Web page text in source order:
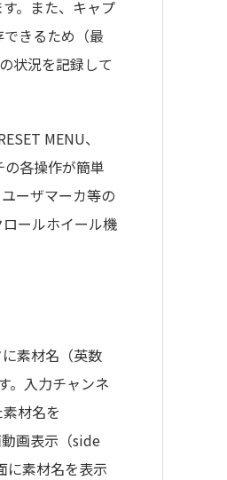
。また、キャプ
きるため（最
状況を記録して
MENU、
各操作が簡単
ーザマーカ等の
ールホイール機
素材名（英数
。入力チャンネ
材名を
画表示（side
に素材名を表示